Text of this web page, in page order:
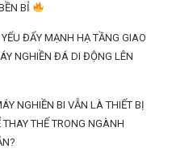
BỈ
ĐẨY MẠNH HẠ TẦNG GIAO
NGHIỀN ĐÁ DI ĐỘNG LÊN
NGHIỀN BI VẪN LÀ THIẾT BỊ
THAY THẾ TRONG NGÀNH